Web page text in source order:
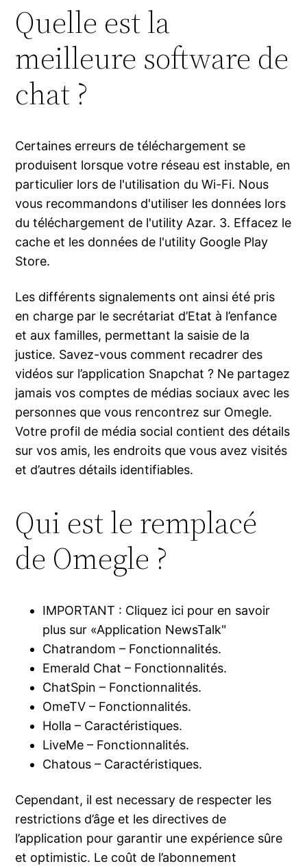
Quelle est la
meilleure software de
chat ?
Certaines erreurs de téléchargement se
produisent lorsque votre réseau est instable, en
particulier lors de l'utilisation du Wi-Fi. Nous
vous recommandons d'utiliser les données lors
du téléchargement de l'utility Azar. 3. Effacez le
cache et les données de l'utility Google Play
Store.
Les différents signalements ont ainsi été pris
en charge par le secrétariat d’Etat à l’enfance
et aux familles, permettant la saisie de la
justice. Savez-vous comment recadrer des
vidéos sur l’application Snapchat ? Ne partagez
jamais vos comptes de médias sociaux avec les
personnes que vous rencontrez sur Omegle.
Votre profil de média social contient des détails
sur vos amis, les endroits que vous avez visités
et d’autres détails identifiables.
Qui est le remplacé
de Omegle ?
IMPORTANT : Cliquez ici pour en savoir
plus sur «Application NewsTalk"
Chatrandom – Fonctionnalités.
Emerald Chat – Fonctionnalités.
ChatSpin – Fonctionnalités.
OmeTV – Fonctionnalités.
Holla – Caractéristiques.
LiveMe – Fonctionnalités.
Chatous – Caractéristiques.
Cependant, il est necessary de respecter les
restrictions d’âge et les directives de
l’application pour garantir une expérience sûre
et optimistic. Le coût de l’abonnement